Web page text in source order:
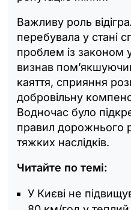
Важливу роль
перебувала у стані
проблем із законом
визнав
каяття, сприяння
добровільну
Водночас було
правил дорожнього
тяжких наслідків.
Читайте по темі:
У Києві не